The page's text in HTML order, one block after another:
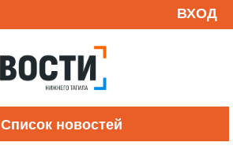
ВХОД
Список новостей